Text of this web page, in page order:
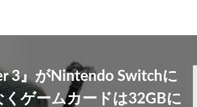
3』がNintendo Switchに
ゲームカードは32GBに